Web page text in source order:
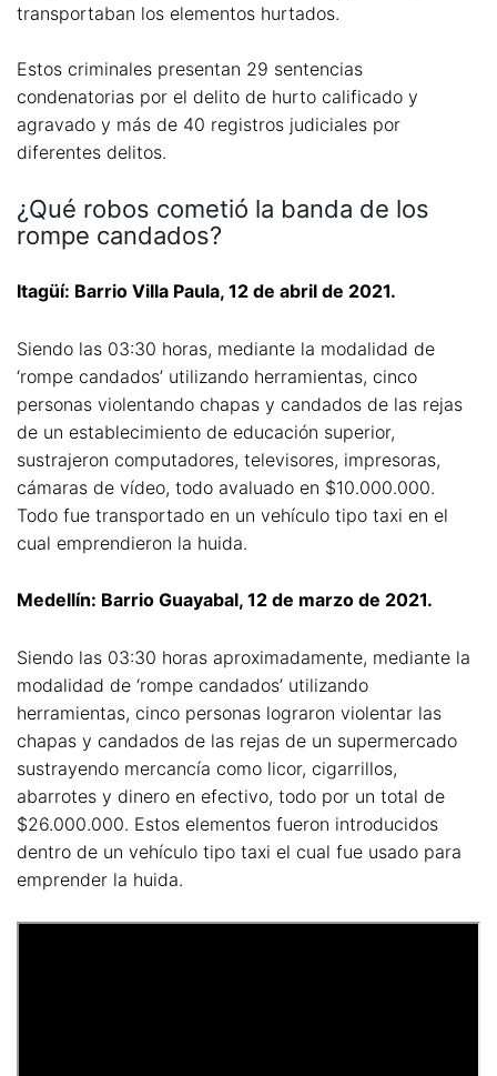
transportaban los elementos hurtados.
Estos criminales presentan 29 sentencias
condenatorias por el delito de hurto calificado y
agravado y más de 40 registros judiciales por
diferentes delitos.
¿Qué robos cometió la banda de los
rompe candados?
Itagüí: Barrio Villa Paula, 12 de abril de 2021.
Siendo las 03:30 horas, mediante la modalidad de
‘rompe candados’ utilizando herramientas, cinco
personas violentando chapas y candados de las rejas
de un establecimiento de educación superior,
sustrajeron computadores, televisores, impresoras,
cámaras de vídeo, todo avaluado en $10.000.000.
Todo fue transportado en un vehículo tipo taxi en el
cual emprendieron la huida.
Medellín: Barrio Guayabal, 12 de marzo de 2021.
Siendo las 03:30 horas aproximadamente, mediante la
modalidad de ‘rompe candados’ utilizando
herramientas, cinco personas lograron violentar las
chapas y candados de las rejas de un supermercado
sustrayendo mercancía como licor, cigarrillos,
abarrotes y dinero en efectivo, todo por un total de
$26.000.000. Estos elementos fueron introducidos
dentro de un vehículo tipo taxi el cual fue usado para
emprender la huida.